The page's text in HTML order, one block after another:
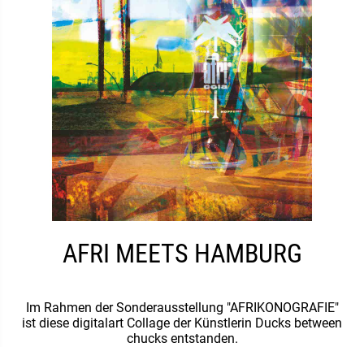
AFRI MEETS HAMBURG
Im Rahmen der Sonderausstellung "AFRIKONOGRAFIE"
ist diese digitalart Collage der Künstlerin Ducks between
chucks entstanden.